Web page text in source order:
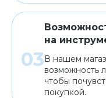
на
В нашем
возможность
чтобы
покупкой.